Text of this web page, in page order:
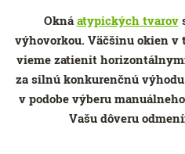
Okná atypických tvarov
výhovorkou. Väčšinu okien
vieme zatienit
za silnú konkurenčnú
v podobe výberu
Vašu dôveru